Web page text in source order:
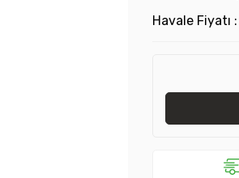
Havale Fiyatı :